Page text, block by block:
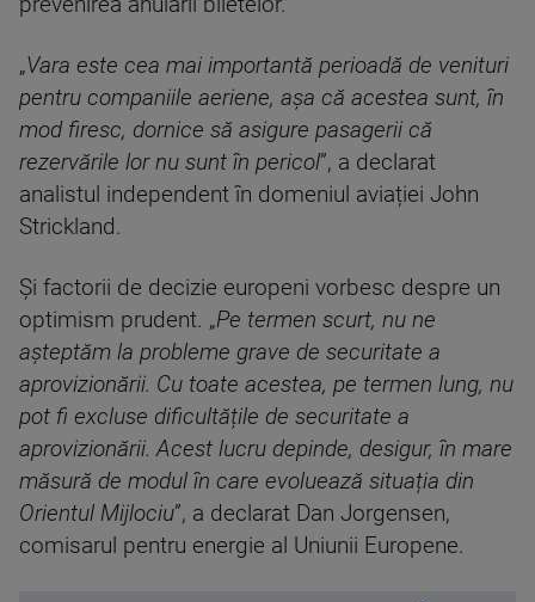
prevenirea anulării biletelor.
„Vara este cea mai importantă perioadă de venituri
pentru companiile aeriene, așa că acestea sunt, în
mod firesc, dornice să asigure pasagerii că
rezervările lor nu sunt în pericol”, a declarat
analistul independent în domeniul aviației John
Strickland.
Și factorii de decizie europeni vorbesc despre un
optimism prudent. „Pe termen scurt, nu ne
așteptăm la probleme grave de securitate a
aprovizionării. Cu toate acestea, pe termen lung, nu
pot fi excluse dificultățile de securitate a
aprovizionării. Acest lucru depinde, desigur, în mare
măsură de modul în care evoluează situația din
Orientul Mijlociu”, a declarat Dan Jorgensen,
comisarul pentru energie al Uniunii Europene.